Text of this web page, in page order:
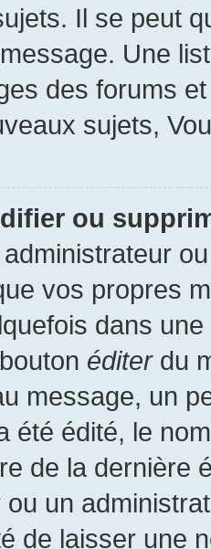
Il se peut
Une
des forums
sujets,
ou
administrateur
vos propres
dans
éditerdu
message, un
été édité, le
de la dernière
un
de laisser une